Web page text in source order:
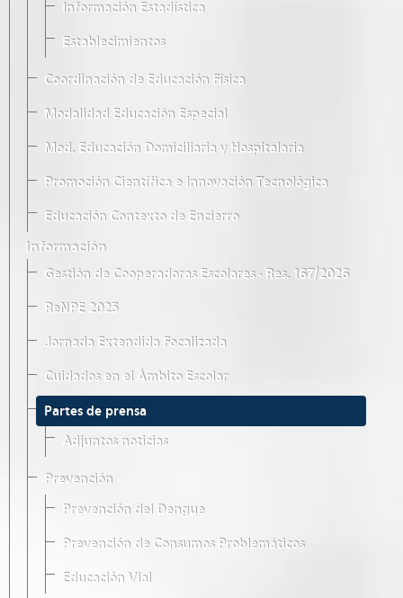
Información Estadística
Establecimientos
Coordinación de Educación Física
Modalidad Educación Especial
Mod. Educación Domiciliaria y Hospitalaria
Promoción Científica e Innovación Tecnológica
Educación Contexto de Encierro
Información
Gestión de Cooperadoras Escolares · Res. 167/2026
ReNPE 2025
Jornada Extendida Focalizada
Cuidados en el Ámbito Escolar
Partes de prensa
Adjuntos noticias
Prevención
Prevención del Dengue
Prevención de Consumos Problemáticos
Educación Vial